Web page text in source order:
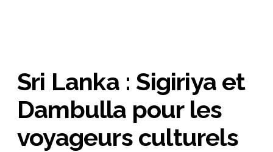
Sri Lanka : Sigiriya et
Dambulla pour les
voyageurs culturels